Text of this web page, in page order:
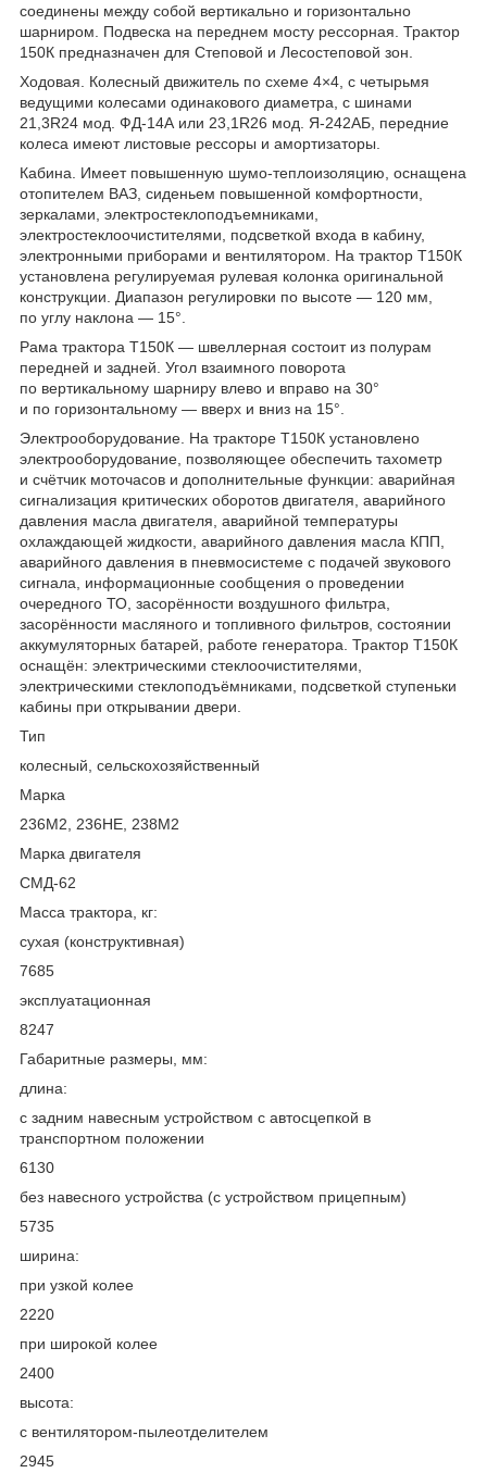
соединены между собой вертикально и горизонтально
шарниром. Подвеска на переднем мосту рессорная. Трактор
150К предназначен для Степовой и Лесостеповой зон.
Ходовая. Колесный движитель по схеме 4×4, с четырьмя
ведущими колесами одинакового диаметра, с шинами
21,3R24 мод. ФД-14А или 23,1R26 мод. Я-242АБ, передние
колеса имеют листовые рессоры и амортизаторы.
Кабина. Имеет повышенную шумо-теплоизоляцию, оснащена
отопителем ВАЗ, сиденьем повышенной комфортности,
зеркалами, электростеклоподъемниками,
электростеклоочистителями, подсветкой входа в кабину,
электронными приборами и вентилятором. На трактор Т150К
установлена регулируемая рулевая колонка оригинальной
конструкции. Диапазон регулировки по высоте — 120 мм,
по углу наклона — 15°.
Рама трактора Т150К — швеллерная состоит из полурам
передней и задней. Угол взаимного поворота
по вертикальному шарниру влево и вправо на 30°
и по горизонтальному — вверх и вниз на 15°.
Электрооборудование. На тракторе Т150К установлено
электрооборудование, позволяющее обеспечить тахометр
и счётчик моточасов и дополнительные функции: аварийная
сигнализация критических оборотов двигателя, аварийного
давления масла двигателя, аварийной температуры
охлаждающей жидкости, аварийного давления масла КПП,
аварийного давления в пневмосистеме с подачей звукового
сигнала, информационные сообщения о проведении
очередного ТО, засорённости воздушного фильтра,
засорённости масляного и топливного фильтров, состоянии
аккумуляторных батарей, работе генератора. Трактор Т150К
оснащён: электрическими стеклоочистителями,
электрическими стеклоподъёмниками, подсветкой ступеньки
кабины при открывании двери.
Тип
колесный, сельскохозяйственный
Марка
236М2, 236НЕ, 238М2
Марка двигателя
СМД-62
Масса трактора, кг:
сухая (конструктивная)
7685
эксплуатационная
8247
Габаритные размеры, мм:
длина:
с задним навесным устройством с автосцепкой в
транспортном положении
6130
без навесного устройства (с устройством прицепным)
5735
ширина:
при узкой колее
2220
при широкой колее
2400
высота:
с вентилятором-пылеотделителем
2945